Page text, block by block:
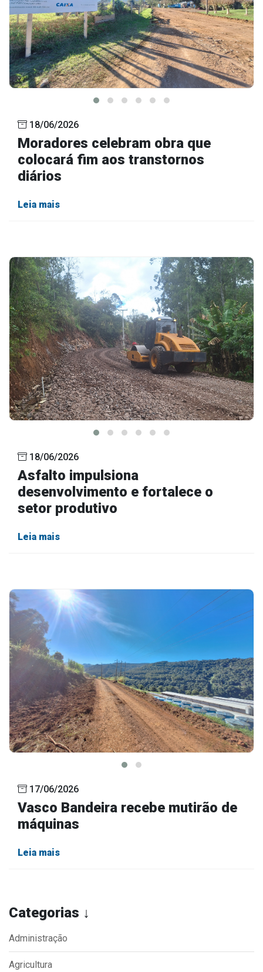
Categorias ↓
Administração
Agricultura
18/06/2026
Moradores celebram obra que
colocará fim aos transtornos
diários
Leia mais
18/06/2026
Asfalto impulsiona
desenvolvimento e fortalece o
setor produtivo
Leia mais
17/06/2026
Vasco Bandeira recebe mutirão de
máquinas
Leia mais